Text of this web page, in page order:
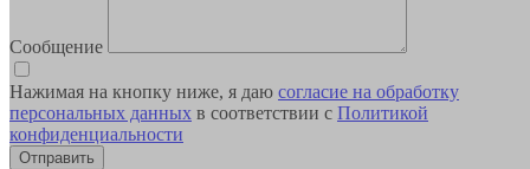
Сообщение
Нажимая на кнопку ниже, я даю согласие на обработку
персональных данных в соответствии с Политикой
конфиденциальности